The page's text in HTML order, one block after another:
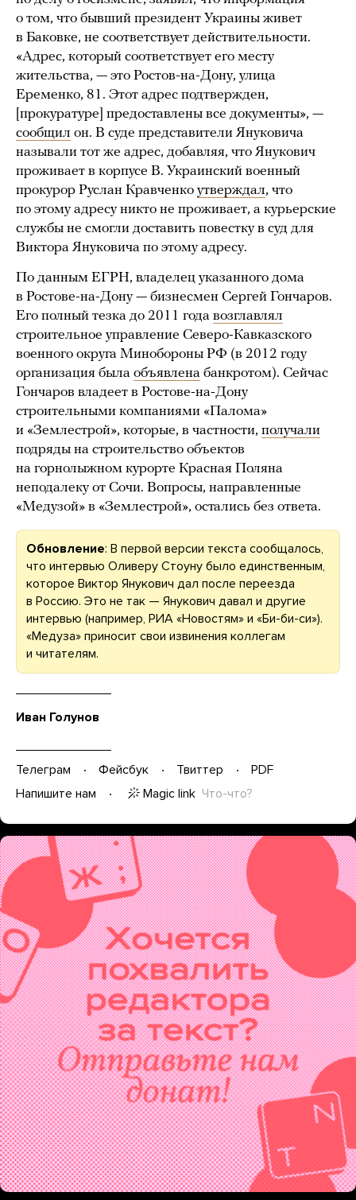
о том, что бывший президент Украины живет
в Баковке, не соответствует действительности.
«Адрес, который соответствует его месту
жительства, — это Ростов-на-Дону, улица
Еременко, 81. Этот адрес подтвержден,
[прокуратуре] предоставлены все документы», —
сообщил он. В суде представители Януковича
называли тот же адрес, добавляя, что Янукович
проживает в корпусе В. Украинский военный
прокурор Руслан Кравченко утверждал, что
по этому адресу никто не проживает, а курьерские
службы не смогли доставить повестку в суд для
Виктора Януковича по этому адресу.
По данным ЕГРН, владелец указанного дома
в Ростове-на-Дону — бизнесмен Сергей Гончаров.
Его полный тезка до 2011 года возглавлял
строительное управление Северо-Кавказского
военного округа Минобороны РФ (в 2012 году
организация была объявлена банкротом). Сейчас
Гончаров владеет в Ростове-на-Дону
строительными компаниями «Палома»
и «Землестрой», которые, в частности, получали
подряды на строительство объектов
на горнолыжном курорте Красная Поляна
неподалеку от Сочи. Вопросы, направленные
«Медузой» в «Землестрой», остались без ответа.
Обновление: В первой версии текста сообщалось,
что интервью Оливеру Стоуну было единственным,
которое Виктор Янукович дал после переезда
в Россию. Это не так — Янукович давал и другие
интервью (например, РИА «Новостям» и «Би-би-си»).
«Медуза» приносит свои извинения коллегам
и читателям.
Иван Голунов
Телеграм Фейсбук Твиттер
PDF
Напишите нам
Magic link Что-что?